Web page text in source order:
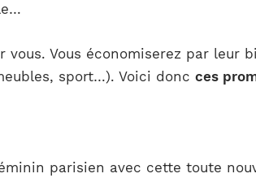
Vous économiserez par leur
sport…). Voici donc ces
parisien avec cette toute